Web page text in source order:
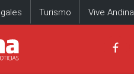
Turismo Vive Andina